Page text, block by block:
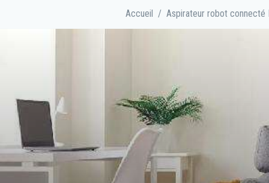
Accueil / Aspirateur robot connecté